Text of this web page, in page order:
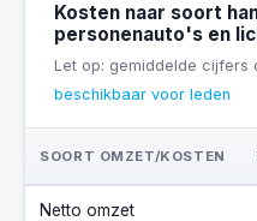
Kosten naar soort
personenauto's en
Let op: gemiddelde cijfers
beschikbaar voor leden
SOORT OMZET/KOSTEN
Netto omzet